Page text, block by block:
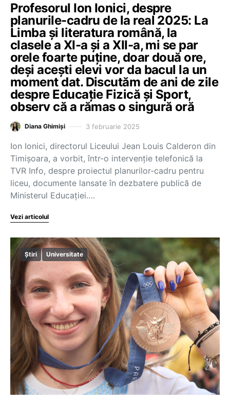
Profesorul Ion Ionici, despre
planurile-cadru de la real 2025: La
Limba şi literatura română, la
clasele a XI-a şi a XII-a, mi se par
orele foarte puţine, doar două ore,
deşi aceşti elevi vor da bacul la un
moment dat. Discutăm de ani de zile
despre Educaţie Fizică şi Sport,
observ că a rămas o singură oră
Diana Ghimiși 3 februarie 2025
Ion Ionici, directorul Liceului Jean Louis Calderon din
Timișoara, a vorbit, într-o intervenție telefonică la
TVR Info, despre proiectul planurilor-cadru pentru
liceu, documente lansate în dezbatere publică de
Ministerul Educației.…
Vezi articolul
Știri Universitate